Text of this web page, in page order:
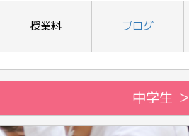
授業料 ブログ
中学生 ＞